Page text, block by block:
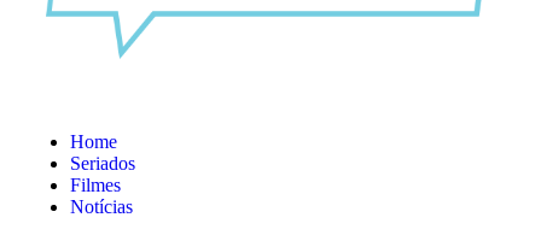
Home
Seriados
Filmes
Notícias